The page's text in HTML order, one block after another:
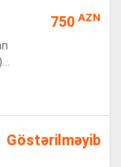
750 AZN
Göstərilməyib